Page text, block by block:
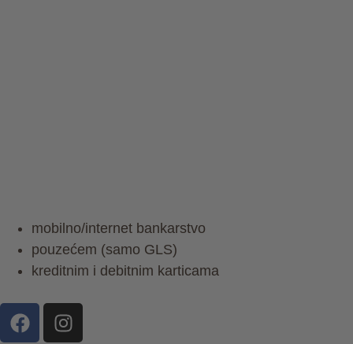
mobilno/internet bankarstvo
pouzećem (samo GLS)
kreditnim i debitnim karticama